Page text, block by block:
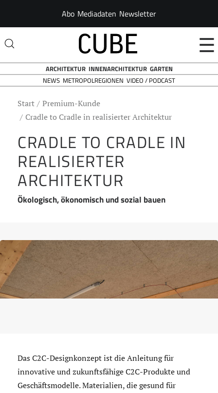
Abo Mediadaten Newsletter
☰
ARCHITEKTUR INNENARCHITEKTUR GARTEN
NEWS METROPOLREGIONEN VIDEO / PODCAST
Start
Premium-Kunde
Cradle to Cradle in realisierter Architektur
CRADLE TO CRADLE IN
REALISIERTER
ARCHITEKTUR
Ökologisch, ökonomisch und sozial bauen
Das C2C-Designkonzept ist die Anleitung für
innovative und zukunftsfähige C2C-Produkte und
Geschäftsmodelle. Materialien, die gesund für